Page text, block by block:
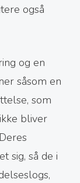
også
og en
såsom en
som
bliver
sig, så de i